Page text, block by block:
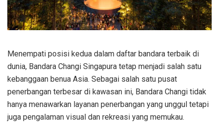
Menempati posisi kedua dalam daftar bandara terbaik di
dunia, Bandara Changi Singapura tetap menjadi salah satu
kebanggaan benua Asia. Sebagai salah satu pusat
penerbangan terbesar di kawasan ini, Bandara Changi tidak
hanya menawarkan layanan penerbangan yang unggul tetapi
juga pengalaman visual dan rekreasi yang memukau.